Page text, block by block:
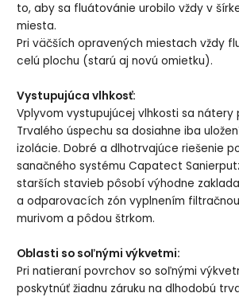
to, aby sa fluátovánie urobilo vždy v
miesta.
Pri väčších opravených miestach vždy
celú plochu (starú aj novú omietku).
Vystupujúca vlhkosť:
Vplyvom vystupujúcej vlhkosti sa nátery
Trvalého úspechu sa dosiahne iba
izolácie. Dobré a dlhotrvajúce riešenie
sanačného systému Capatect
starších stavieb pôsobí výhodne
a odparovacích zón vyplnením
murivom a pôdou štrkom.
Oblasti so soľnými výkvetmi:
Pri natieraní povrchov so soľnými
poskytnúť žiadnu záruku na dlhodobú